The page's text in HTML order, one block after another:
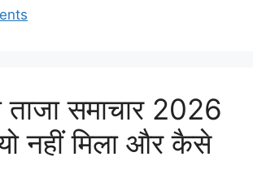
ताजा समाचार 2026
नहीं मिला और कैसे